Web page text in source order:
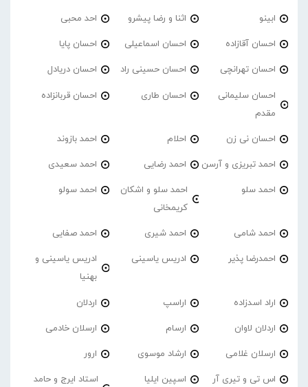
ابینو اثنا و رضا پیشرو احد محبی
احسان آقازاده احسان اسماعیلی احسان پایا
احسان تهرانچی احسان حسینی راد احسان دریادل
احسان سلیمانی
مقدم
احسان طاری احسان قربانزاده
احسان نی زن احلام احمد بازوند
احمد تبریزی و آرسن احمد‌ رضایی احمد سعیدی
احمد سلو
احمد سلو و اشکان
کریمخانی
احمد سولو
احمد شامی احمد شیری احمد صفایی
احمدرضا پذیر ادریس یاسینی
ادریس یاسینی و
بهنیا
اراد اسدزاده اراسپ اردلان
اردلان لاوان ارسام ارسلان خادمی
ارسلان غلامی ارشاد موسوی ارور
اس تی و تیری آر اسپین ایلیا
استاد ایرج و حامد